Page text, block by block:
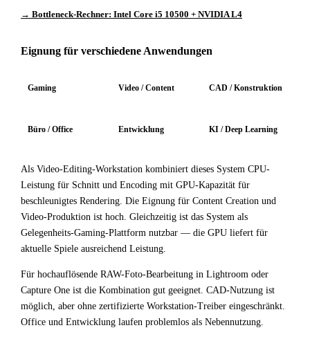
→ Bottleneck-Rechner: Intel Core i5 10500 + NVIDIA L4
Eignung für verschiedene Anwendungen
Gaming Video / Content CAD / Konstruktion
Büro / Office Entwicklung KI / Deep Learning
Als Video-Editing-Workstation kombiniert dieses System CPU-
Leistung für Schnitt und Encoding mit GPU-Kapazität für
beschleunigtes Rendering. Die Eignung für Content Creation und
Video-Produktion ist hoch. Gleichzeitig ist das System als
Gelegenheits-Gaming-Plattform nutzbar — die GPU liefert für
aktuelle Spiele ausreichend Leistung.
Für hochauflösende RAW-Foto-Bearbeitung in Lightroom oder
Capture One ist die Kombination gut geeignet. CAD-Nutzung ist
möglich, aber ohne zertifizierte Workstation-Treiber eingeschränkt.
Office und Entwicklung laufen problemlos als Nebennutzung.